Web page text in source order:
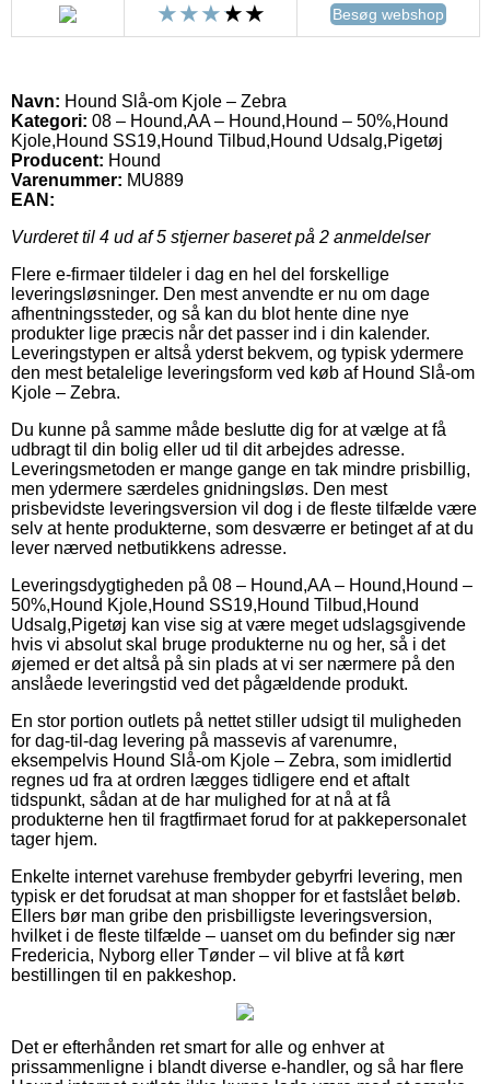
Besøg webshop
Navn: Hound Slå-om Kjole – Zebra
Kategori: 08 – Hound,AA – Hound,Hound – 50%,Hound
Kjole,Hound SS19,Hound Tilbud,Hound Udsalg,Pigetøj
Producent: Hound
Varenummer: MU889
EAN:
Vurderet til 4 ud af 5 stjerner baseret på 2 anmeldelser
Flere e-firmaer tildeler i dag en hel del forskellige
leveringsløsninger. Den mest anvendte er nu om dage
afhentningssteder, og så kan du blot hente dine nye
produkter lige præcis når det passer ind i din kalender.
Leveringstypen er altså yderst bekvem, og typisk ydermere
den mest betalelige leveringsform ved køb af Hound Slå-om
Kjole – Zebra.
Du kunne på samme måde beslutte dig for at vælge at få
udbragt til din bolig eller ud til dit arbejdes adresse.
Leveringsmetoden er mange gange en tak mindre prisbillig,
men ydermere særdeles gnidningsløs. Den mest
prisbevidste leveringsversion vil dog i de fleste tilfælde være
selv at hente produkterne, som desværre er betinget af at du
lever nærved netbutikkens adresse.
Leveringsdygtigheden på 08 – Hound,AA – Hound,Hound –
50%,Hound Kjole,Hound SS19,Hound Tilbud,Hound
Udsalg,Pigetøj kan vise sig at være meget udslagsgivende
hvis vi absolut skal bruge produkterne nu og her, så i det
øjemed er det altså på sin plads at vi ser nærmere på den
anslåede leveringstid ved det pågældende produkt.
En stor portion outlets på nettet stiller udsigt til muligheden
for dag-til-dag levering på massevis af varenumre,
eksempelvis Hound Slå-om Kjole – Zebra, som imidlertid
regnes ud fra at ordren lægges tidligere end et aftalt
tidspunkt, sådan at de har mulighed for at nå at få
produkterne hen til fragtfirmaet forud for at pakkepersonalet
tager hjem.
Enkelte internet varehuse frembyder gebyrfri levering, men
typisk er det forudsat at man shopper for et fastslået beløb.
Ellers bør man gribe den prisbilligste leveringsversion,
hvilket i de fleste tilfælde – uanset om du befinder sig nær
Fredericia, Nyborg eller Tønder – vil blive at få kørt
bestillingen til en pakkeshop.
Det er efterhånden ret smart for alle og enhver at
prissammenligne i blandt diverse e-handler, og så har flere